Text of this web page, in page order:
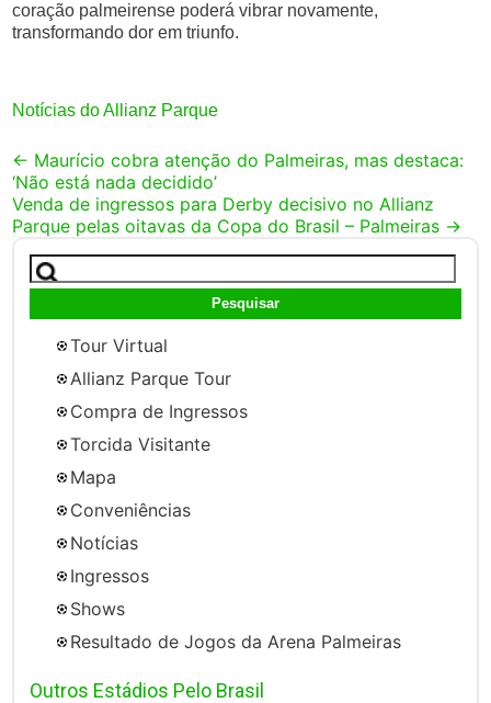
coração palmeirense poderá vibrar novamente,
transformando dor em triunfo.
Notícias do Allianz Parque
Post
navigation
← Maurício cobra atenção do Palmeiras, mas destaca:
‘Não está nada decidido’
Venda de ingressos para Derby decisivo no Allianz
Parque pelas oitavas da Copa do Brasil – Palmeiras →
Pesquisar
por:
Tour Virtual
Allianz Parque Tour
Compra de Ingressos
Torcida Visitante
Mapa
Conveniências
Notícias
Ingressos
Shows
Resultado de Jogos da Arena Palmeiras
Outros Estádios Pelo Brasil